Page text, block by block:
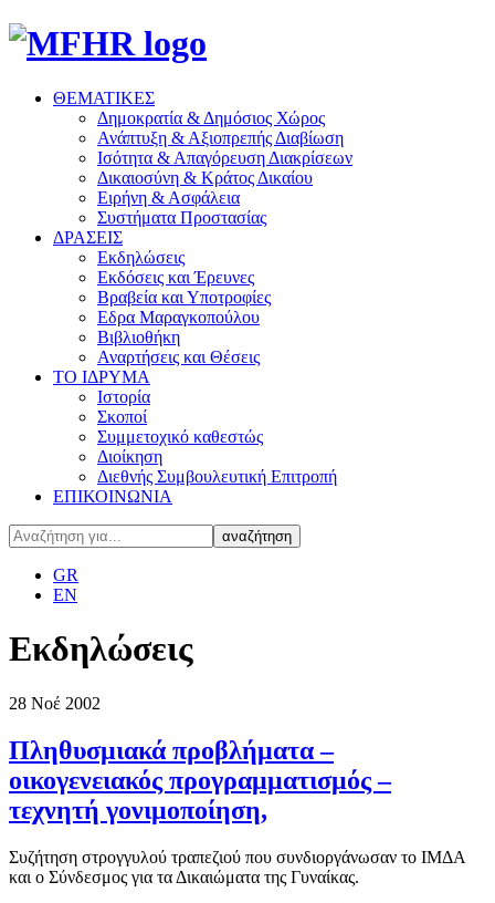
ΘΕΜΑΤΙΚΕΣ
Δημοκρατία & Δημόσιος Χώρος
Ανάπτυξη & Αξιοπρεπής Διαβίωση
Ισότητα & Απαγόρευση Διακρίσεων
Δικαιοσύνη & Κράτος Δικαίου
Ειρήνη & Ασφάλεια
Συστήματα Προστασίας
ΔΡΑΣΕΙΣ
Εκδηλώσεις
Εκδόσεις και Έρευνες
Βραβεία και Υποτροφίες
Εδρα Μαραγκοπούλου
Βιβλιοθήκη
Αναρτήσεις και Θέσεις
ΤΟ ΙΔΡΥΜΑ
Ιστορία
Σκοποί
Συμμετοχικό καθεστώς
Διοίκηση
Διεθνής Συμβουλευτική Επιτροπή
ΕΠΙΚΟΙΝΩΝΙΑ
GR
EN
Εκδηλώσεις
28 Νοέ 2002
Πληθυσμιακά προβλήματα –
οικογενειακός προγραμματισμός –
τεχνητή γονιμοποίηση,
Συζήτηση στρογγυλού τραπεζιού που συνδιοργάνωσαν το ΙΜΔΑ
και ο Σύνδεσμος για τα Δικαιώματα της Γυναίκας.